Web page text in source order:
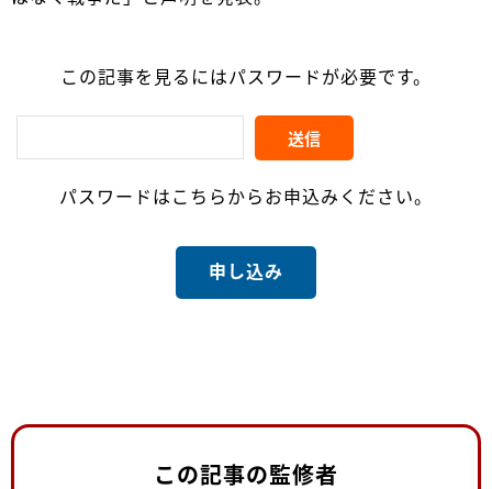
この記事を見るにはパスワードが必要です。
パスワードはこちらからお申込みください。
申し込み
この記事の監修者